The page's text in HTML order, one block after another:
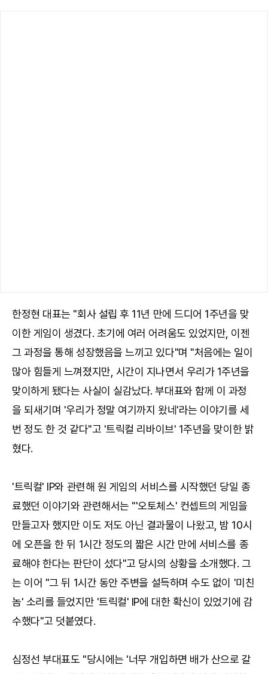
한정현 대표는 "회사 설립 후 11년 만에 드디어 1주년을 맞
이한 게임이 생겼다. 초기에 여러 어려움도 있었지만, 이젠
그 과정을 통해 성장했음을 느끼고 있다"며 "처음에는 일이
많아 힘들게 느껴졌지만, 시간이 지나면서 우리가 1주년을
맞이하게 됐다는 사실이 실감났다. 부대표와 함께 이 과정
을 되새기며 '우리가 정말 여기까지 왔네'라는 이야기를 세
번 정도 한 것 같다"고 '트릭컬 리바이브' 1주년을 맞이한 밝
혔다.
'트릭컬' IP와 관련해 원 게임의 서비스를 시작했던 당일 종
료했던 이야기와 관련해서는 "'오토체스' 컨셉트의 게임을
만들고자 했지만 이도 저도 아닌 결과물이 나왔고, 밤 10시
에 오픈을 한 뒤 1시간 정도의 짧은 시간 만에 서비스를 종
료해야 한다는 판단이 섰다"고 당시의 상황을 소개했다. 그
는 이어 "그 뒤 1시간 동안 주변을 설득하며 수도 없이 '미친
놈' 소리를 들었지만 '트릭컬' IP에 대한 확신이 있었기에 감
수했다"고 덧붙였다.
심정선 부대표도 "당시에는 '너무 개입하면 배가 산으로 갈